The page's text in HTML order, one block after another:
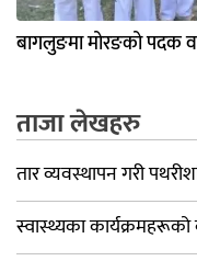
बागलुङमा मोरङको पदक
ताजा लेखहरु
तार व्यवस्थापन गरी
स्वास्थ्यका कार्यक्रमहरूको